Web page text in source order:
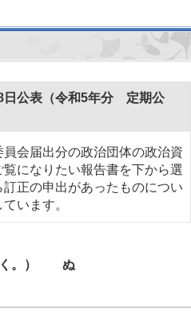
公表（令和5年分 定期公
会届出分の政治団体の政治資
になりたい報告書を下から選
正の申出があったものについ
います。
く。） ぬ